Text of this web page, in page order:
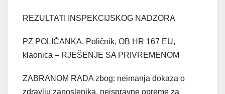
REZULTATI INSPEKCIJSKOG NADZORA
PZ POLIČANKA, Poličnik, OB HR 167 EU,
klaonica – RJEŠENJE SA PRIVREMENOM
ZABRANOM RADA zbog: neimanja dokaza o
zdravlju zaposlenika, neispravne opreme za